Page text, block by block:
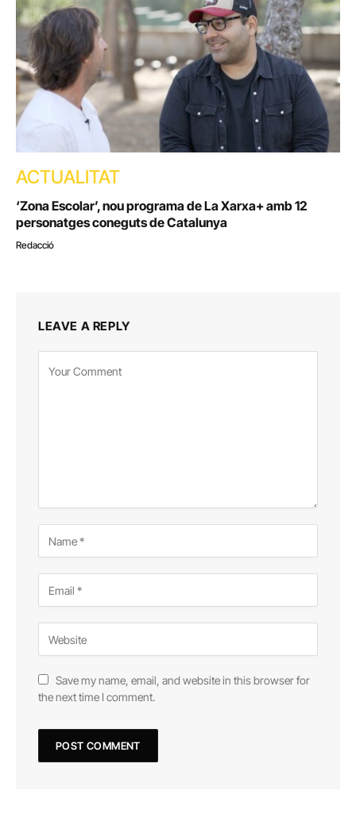
ACTUALITAT
‘Zona Escolar’, nou programa de La Xarxa+ amb 12
personatges coneguts de Catalunya
Redacció
LEAVE A REPLY
Save my name, email, and website in this browser for
the next time I comment.